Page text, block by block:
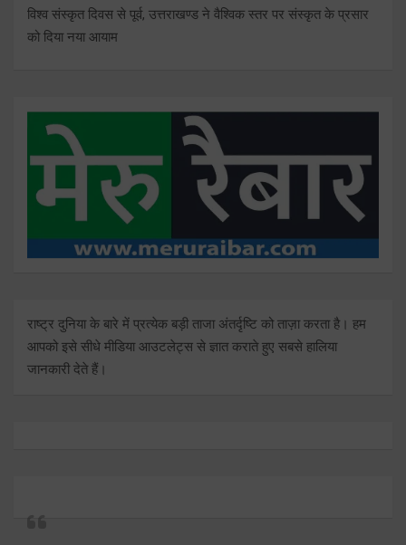
विश्व संस्कृत दिवस से पूर्व, उत्तराखण्ड ने वैश्विक स्तर पर संस्कृत के प्रसार
को दिया नया आयाम
राष्ट्र दुनिया के बारे में प्रत्येक बड़ी ताजा अंतर्दृष्टि को ताज़ा करता है। हम
आपको इसे सीधे मीडिया आउटलेट्स से ज्ञात कराते हुए सबसे हालिया
जानकारी देते हैं।